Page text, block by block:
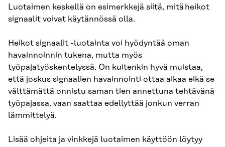
Luotaimen keskellä on esimerkkejä siitä, mitä heikot
signaalit voivat käytännössä olla.
Heikot signaalit -luotainta voi hyödyntää oman
havainnoinnin tukena, mutta myös
työpajatyöskentelyssä. On kuitenkin hyvä muistaa,
että joskus signaalien havainnointi ottaa aikaa eikä se
välttämättä onnistu saman tien annettuna tehtävänä
työpajassa, vaan saattaa edellyttää jonkun verran
lämmittelyä.
Lisää ohjeita ja vinkkejä luotaimen käyttöön löytyy